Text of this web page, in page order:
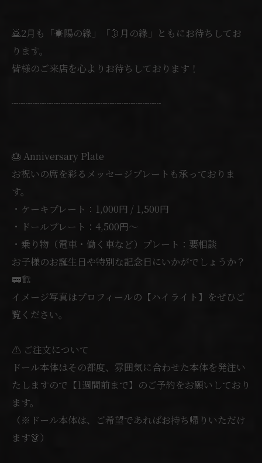
🙇2月も「☀️陽の緣」「🌛月の緣」ともにお待ちしてお
ります。
皆様のご来店を心よりお待ちしております！
┈┈┈┈┈┈┈┈┈┈┈┈┈┈┈┈
🎂 Anniversary Plate
お祝いの席を彩るメッセージプレートも承っておりま
す。
・ケーキプレート：1,000円 / 1,500円
・ドールプレート：4,500円〜
・乗り物（電車・働く車など）プレート：要相談
お子様のお誕生日や特別な記念日にいかがでしょうか？
🚃🏗️
イメージ写真はプロフィールの【ハイライト】をぜひご
覧ください。
⚠️ ご注文について
ドール本体はその都度、雰囲気に合わせた本体を発注い
たしますので【1週間前まで】のご予約をお願いしており
ます。
（※ドール本体は、ご希望であればお持ち帰りいただけ
ます👗）